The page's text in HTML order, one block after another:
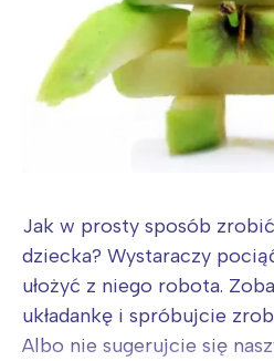
Jak w prosty sposób
dziecka? Wystaraczy
ułożyć z niego robota.
układankę i spróbujcie
Albo nie sugerujcie się